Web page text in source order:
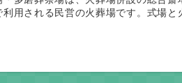
利用される民営の火葬場です。式場